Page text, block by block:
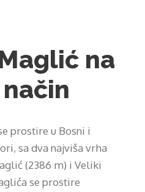
na
prostire u Bosni i
sa dva najviša vrha
(2386 m) i Veliki
se prostire